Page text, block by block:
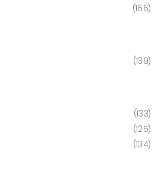
166
139
133
125
134